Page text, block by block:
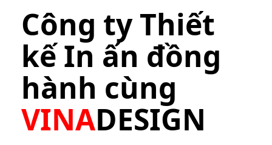
Công ty Thiết
kế In ấn đồng
hành cùng
VINADESIGN